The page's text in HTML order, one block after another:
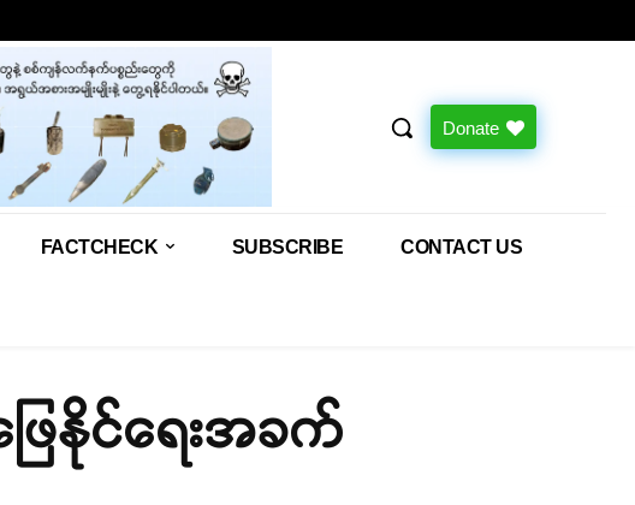
Donate
FACTCHECK SUBSCRIBE CONTACT US
ြေနိုင်ရေးအခက်